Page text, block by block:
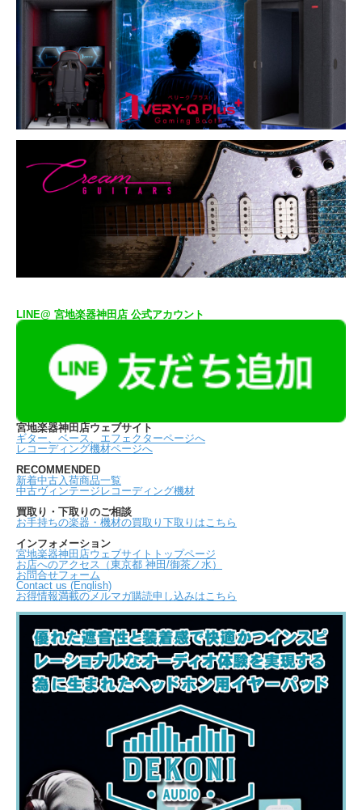
LINE@ 宮地楽器神田店 公式アカウント
宮地楽器神田店ウェブサイト
ギター、ベース、エフェクターページへ
レコーディング機材ページへ
RECOMMENDED
新着中古入荷商品一覧
中古ヴィンテージレコーディング機材
買取り・下取りのご相談
お手持ちの楽器・機材の買取り下取りはこちら
インフォメーション
宮地楽器神田店ウェブサイトトップページ
お店へのアクセス（東京都 神田/御茶ノ水）
お問合せフォーム
Contact us (English)
お得情報満載のメルマガ購読申し込みはこちら